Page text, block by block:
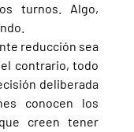
turnos. Algo,
reducción sea
contrario, todo
deliberada
conocen los
creen tener